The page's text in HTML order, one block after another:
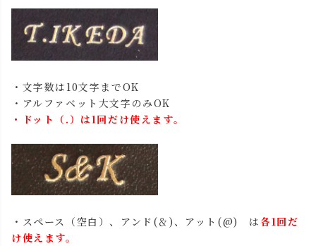
・文字数は10文字までOK
・アルファベット大文字のみOK
・ドット（.）は1回だけ使えます。
・スペース（空白）、アンド(＆)、アット(@) は各1回だ
け使えます。